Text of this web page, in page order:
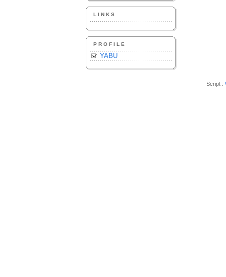
LINKS
PROFILE
YABU
Script :